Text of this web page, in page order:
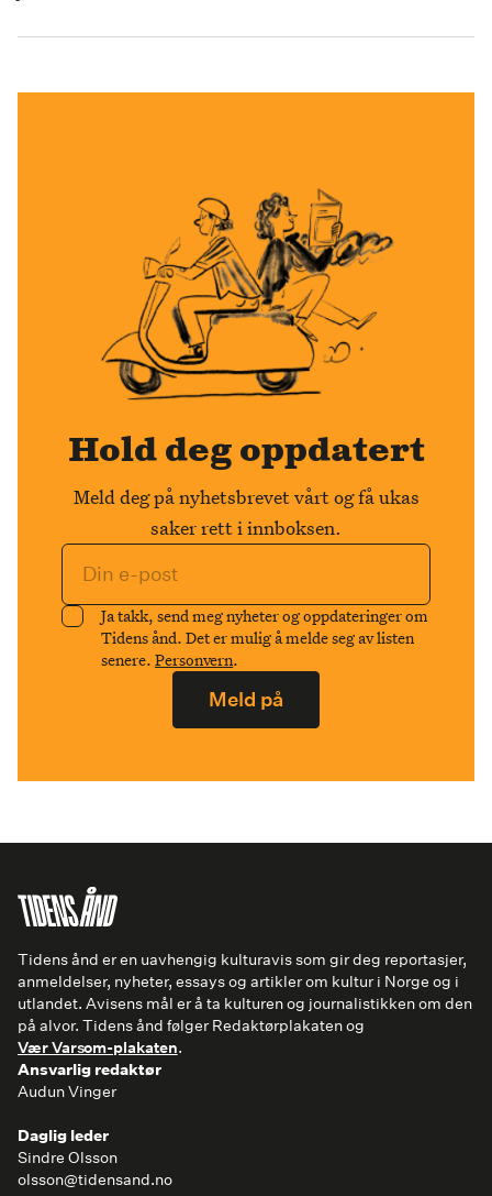
Hold deg oppdatert
Meld deg på nyhetsbrevet vårt og få ukas
saker rett i innboksen.
Ja takk, send meg nyheter og oppdateringer om
Tidens ånd. Det er mulig å melde seg av listen
senere. Personvern.
Meld på
Tidens ånd er en uavhengig kulturavis som gir deg reportasjer,
anmeldelser, nyheter, essays og artikler om kultur i Norge og i
utlandet. Avisens mål er å ta kulturen og journalistikken om den
på alvor. Tidens ånd følger Redaktørplakaten og
Vær Varsom-plakaten.
Ansvarlig redaktør
Audun Vinger
Daglig leder
Sindre Olsson
olsson@tidensand.no